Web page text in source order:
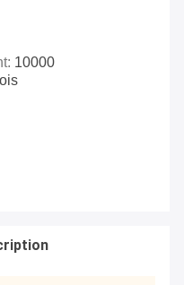
10000